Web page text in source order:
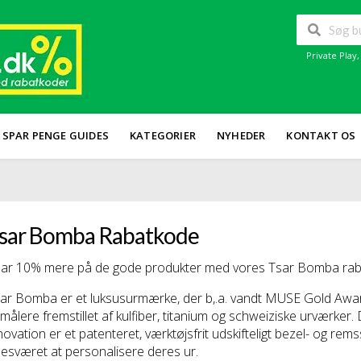
Private Play,
SPAR PENGE GUIDES KATEGORIER NYHEDER KONTAKT OS
Bomba Rabatkode
10% mere på de gode produkter med vores Tsar Bomba
Bomba er et luksusurmærke, der b,.a. vandt MUSE Gold
fremstillet af kulfiber, titanium og schweiziske
er et patenteret, værktøjsfrit udskifteligt bezel- og
at personalisere deres ur.